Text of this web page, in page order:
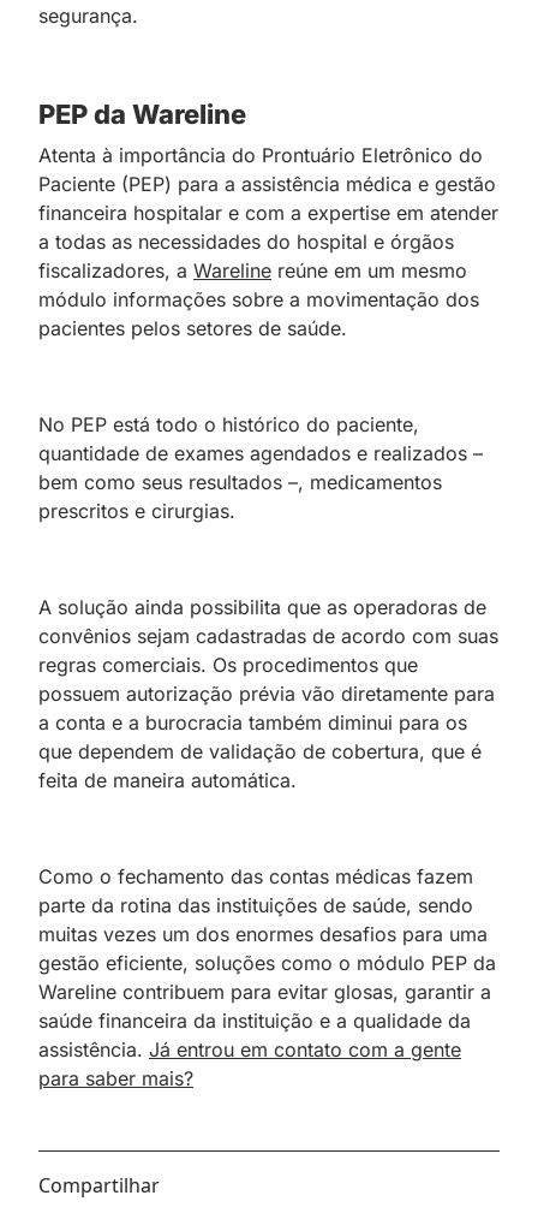
segurança.
PEP da Wareline
Atenta à importância do Prontuário Eletrônico do
Paciente (PEP) para a assistência médica e gestão
financeira hospitalar e com a expertise em atender
a todas as necessidades do hospital e órgãos
fiscalizadores, a Wareline reúne em um mesmo
módulo informações sobre a movimentação dos
pacientes pelos setores de saúde.
No PEP está todo o histórico do paciente,
quantidade de exames agendados e realizados –
bem como seus resultados –, medicamentos
prescritos e cirurgias.
A solução ainda possibilita que as operadoras de
convênios sejam cadastradas de acordo com suas
regras comerciais. Os procedimentos que
possuem autorização prévia vão diretamente para
a conta e a burocracia também diminui para os
que dependem de validação de cobertura, que é
feita de maneira automática.
Como o fechamento das contas médicas fazem
parte da rotina das instituições de saúde, sendo
muitas vezes um dos enormes desafios para uma
gestão eficiente, soluções como o módulo PEP da
Wareline contribuem para evitar glosas, garantir a
saúde financeira da instituição e a qualidade da
assistência. Já entrou em contato com a gente
para saber mais?
Compartilhar